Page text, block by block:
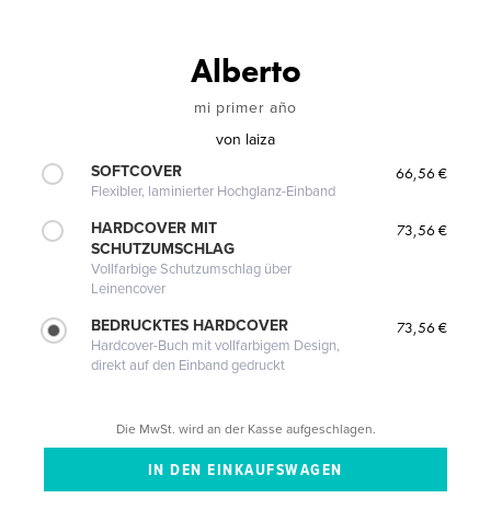
Alberto
mi primer año
von laiza
SOFTCOVER
Flexibler, laminierter Hochglanz-Einband
66,56 €
HARDCOVER MIT
SCHUTZUMSCHLAG
Vollfarbige Schutzumschlag über
Leinencover
73,56 €
BEDRUCKTES HARDCOVER
Hardcover-Buch mit vollfarbigem Design,
direkt auf den Einband gedruckt
73,56 €
Die MwSt. wird an der Kasse aufgeschlagen.